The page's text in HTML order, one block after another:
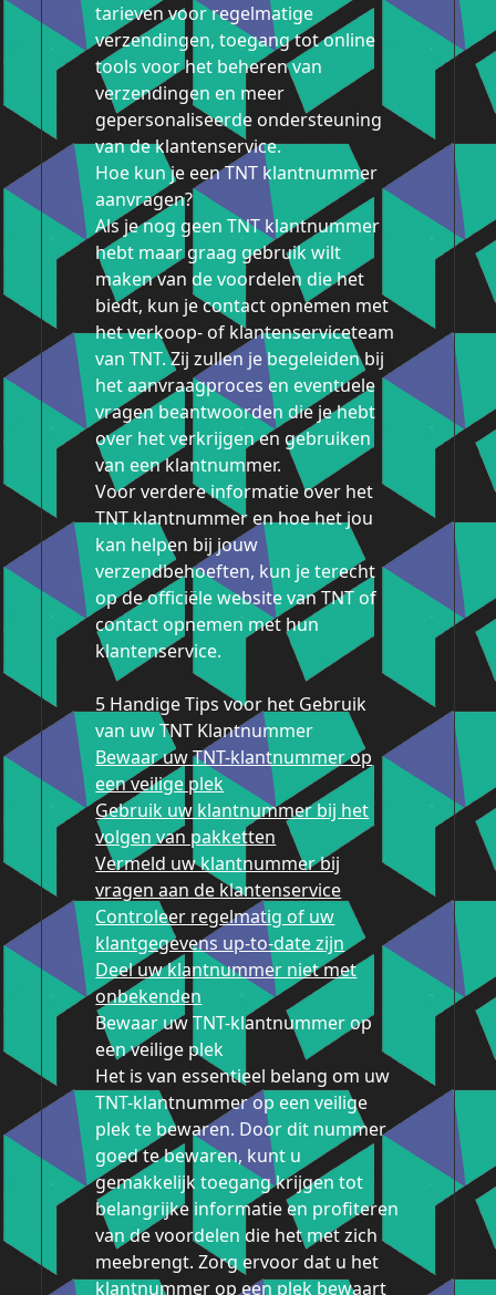
tarieven voor regelmatige
verzendingen, toegang tot online
tools voor het beheren van
verzendingen en meer
gepersonaliseerde ondersteuning
van de klantenservice.
Hoe kun je een TNT klantnummer
aanvragen?
Als je nog geen TNT klantnummer
hebt maar graag gebruik wilt
maken van de voordelen die het
biedt, kun je contact opnemen met
het verkoop- of klantenserviceteam
van TNT. Zij zullen je begeleiden bij
het aanvraagproces en eventuele
vragen beantwoorden die je hebt
over het verkrijgen en gebruiken
van een klantnummer.
Voor verdere informatie over het
TNT klantnummer en hoe het jou
kan helpen bij jouw
verzendbehoeften, kun je terecht
op de officiële website van TNT of
contact opnemen met hun
klantenservice.
5 Handige Tips voor het Gebruik
van uw TNT Klantnummer
Bewaar uw TNT-klantnummer op
een veilige plek
Gebruik uw klantnummer bij het
volgen van pakketten
Vermeld uw klantnummer bij
vragen aan de klantenservice
Controleer regelmatig of uw
klantgegevens up-to-date zijn
Deel uw klantnummer niet met
onbekenden
Bewaar uw TNT-klantnummer op
een veilige plek
Het is van essentieel belang om uw
TNT-klantnummer op een veilige
plek te bewaren. Door dit nummer
goed te bewaren, kunt u
gemakkelijk toegang krijgen tot
belangrijke informatie en profiteren
van de voordelen die het met zich
meebrengt. Zorg ervoor dat u het
klantnummer op een plek bewaart